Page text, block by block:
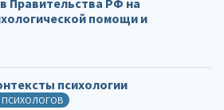
помощи и
психологии
ПСИХОЛОГОВ